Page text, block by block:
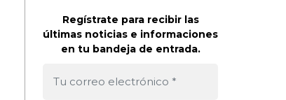
Regístrate para recibir las
últimas noticias e informaciones
en tu bandeja de entrada.